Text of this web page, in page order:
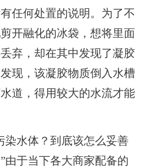
任何处置的说明。为了不
开融化的冰袋，想将里面
弃，却在其中发现了凝胶
现，该凝胶物质倒入水槽
道，得用较大的水流才能
水体？到底该怎么妥善
由于当下各大商家配备的